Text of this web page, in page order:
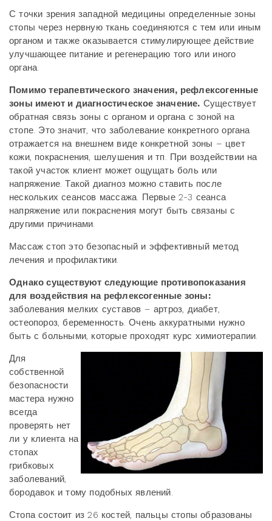
С точки зрения западной медицины определенные зоны
стопы через нервную ткань соединяются с тем или иным
органом и также оказывается стимулирующее действие
улучшающее питание и регенерацию того или иного
органа.
Помимо терапевтического значения, рефлексогенные
зоны имеют и диагностическое значение. Существует
обратная связь зоны с органом и органа с зоной на
стопе. Это значит, что заболевание конкретного органа
отражается на внешнем виде конкретной зоны – цвет
кожи, покраснения, шелушения и тп. При воздействии на
такой участок клиент может ощущать боль или
напряжение. Такой диагноз можно ставить после
нескольких сеансов массажа. Первые 2-3 сеанса
напряжение или покраснения могут быть связаны с
другими причинами.
Массаж стоп это безопасный и эффективный метод
лечения и профилактики.
Однако существуют следующие противопоказания
для воздействия на рефлексогенные зоны:
заболевания мелких суставов – артроз, диабет,
остеопороз, беременность. Очень аккуратными нужно
быть с больными, которые проходят курс химиотерапии.
Для
собственной
безопасности
мастера нужно
всегда
проверять нет
ли у клиента на
стопах
грибковых
заболеваний,
бородавок и тому подобных явлений.
Стопа состоит из 26 костей, пальцы стопы образованы